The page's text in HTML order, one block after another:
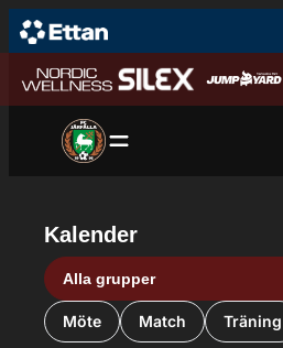
Hoppa till innehåll
Hoppa
till
innehåll
Kalender
Grupp
Aktivitetstyp
Möte Match Träning